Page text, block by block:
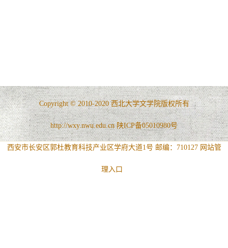
Copyright © 2010-2020 西北大学文学院版权所有
http://wxy.nwu.edu.cn 陕ICP备05010980号
西安市长安区郭杜教育科技产业区学府大道1号 邮编：710127 网站管
理入口